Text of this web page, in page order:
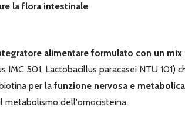
la flora intestinale
alimentare formulato con un
IMC 501, Lactobacillus paracasei NTU 101)
per la funzione nervosa e metabolica
metabolismo dell'omocisteina.